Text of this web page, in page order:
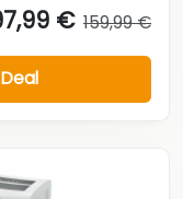
€ 159,99 €